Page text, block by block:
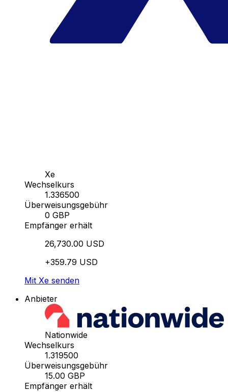
Xe
Wechselkurs
1.336500
Überweisungsgebühr
0 GBP
Empfänger erhält
26,730.00 USD
+359.79 USD
Mit Xe senden
Anbieter
Nationwide
Wechselkurs
1.319500
Überweisungsgebühr
15.00 GBP
Empfänger erhält